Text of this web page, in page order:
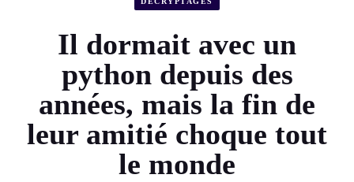
Il dormait avec un
python depuis des
années, mais la fin de
leur amitié choque tout
le monde